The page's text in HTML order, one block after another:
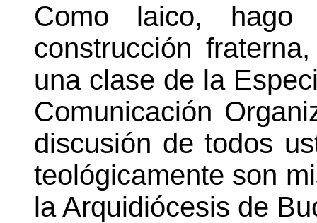
Como laico,
construcción
una clase de la
Comunicación
discusión de todos
teológicamente son
la Arquidiócesis de